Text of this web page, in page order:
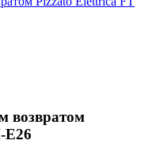
возвратом
E26